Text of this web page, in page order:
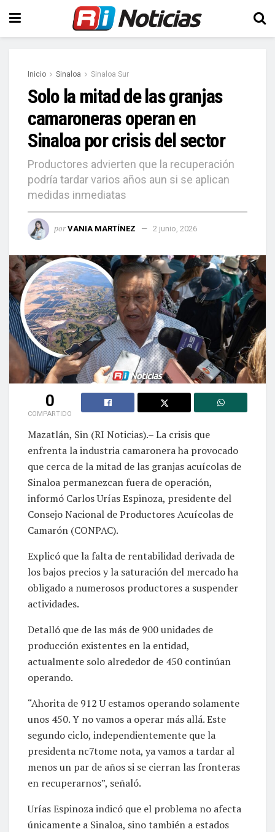
Inicio Sinaloa Sinaloa Sur
Solo la mitad de las granjas
camaroneras operan en
Sinaloa por crisis del sector
Productores advierten que la recuperación
podría tardar varios años aun si se aplican
medidas inmediatas
por VANIA MARTÍNEZ 2 junio, 2026
0
COMPARTIDO
Mazatlán, Sin (RI Noticias).– La crisis que
enfrenta la industria camaronera ha provocado
que cerca de la mitad de las granjas acuícolas de
Sinaloa permanezcan fuera de operación,
informó Carlos Urías Espinoza, presidente del
Consejo Nacional de Productores Acuícolas de
Camarón (CONPAC).
Explicó que la falta de rentabilidad derivada de
los bajos precios y la saturación del mercado ha
obligado a numerosos productores a suspender
actividades.
Detalló que de las más de 900 unidades de
producción existentes en la entidad,
actualmente solo alrededor de 450 continúan
operando.
“Ahorita de 912 U estamos operando solamente
unos 450. Y no vamos a operar más allá. Este
segundo ciclo, independientemente que la
presidenta nc7tome nota, ya vamos a tardar al
menos un par de años si se cierran las fronteras
en recuperarnos”, señaló.
Urías Espinoza indicó que el problema no afecta
únicamente a Sinaloa, sino también a estados